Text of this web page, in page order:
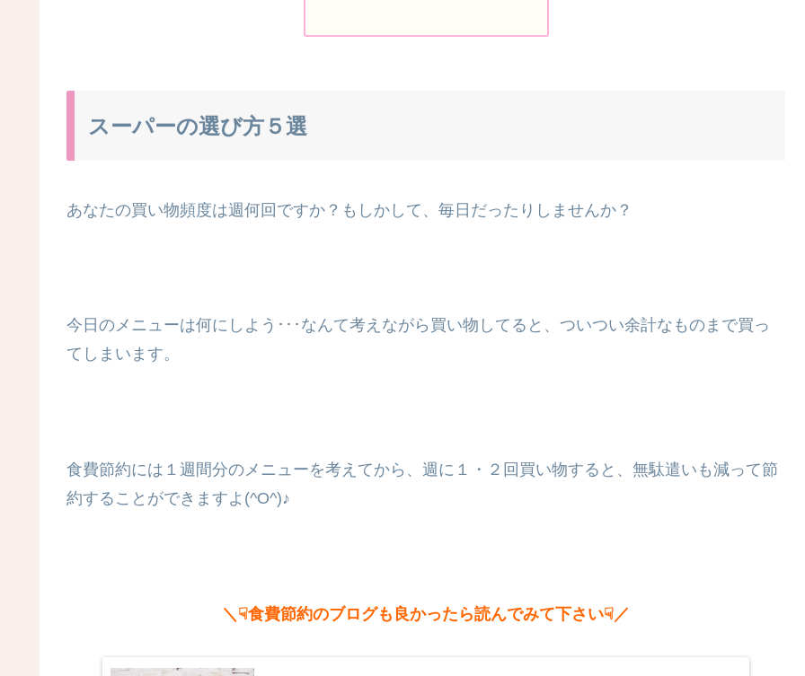
スーパーの選び方５選
あなたの買い物頻度は週何回ですか？もしかして、毎日だったりしませんか？
今日のメニューは何にしよう･･･なんて考えながら買い物してると、ついつい余計なものまで買っ
てしまいます。
食費節約には１週間分のメニューを考えてから、週に１・２回買い物すると、無駄遣いも減って節
約することができますよ(^O^)♪
＼☟食費節約のブログも良かったら読んでみて下さい☟／